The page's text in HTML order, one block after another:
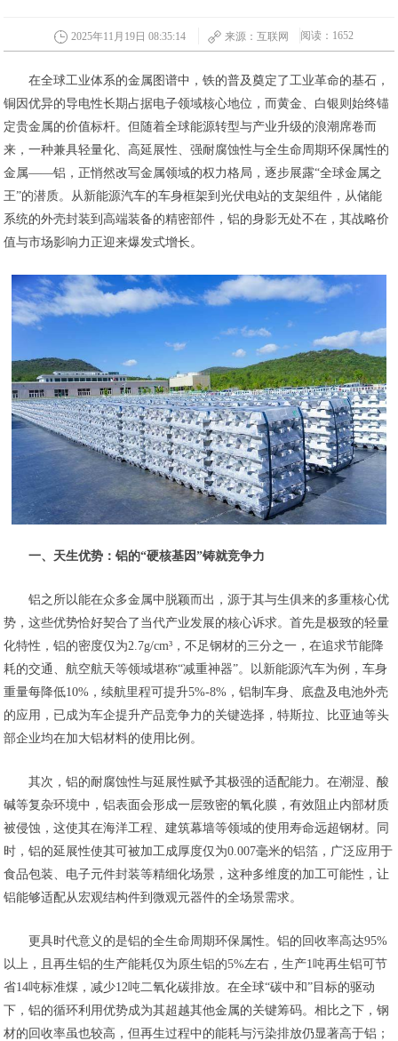
2025年11月19日 08:35:14 来源：互联网 阅读：1652
在全球工业体系的金属图谱中，铁的普及奠定了工业革命的基石，
铜因优异的导电性长期占据电子领域核心地位，而黄金、白银则始终锚
定贵金属的价值标杆。但随着全球能源转型与产业升级的浪潮席卷而
来，一种兼具轻量化、高延展性、强耐腐蚀性与全生命周期环保属性的
金属——铝，正悄然改写金属领域的权力格局，逐步展露“全球金属之
王”的潜质。从新能源汽车的车身框架到光伏电站的支架组件，从储能
系统的外壳封装到高端装备的精密部件，铝的身影无处不在，其战略价
值与市场影响力正迎来爆发式增长。
一、天生优势：铝的“硬核基因”铸就竞争力
铝之所以能在众多金属中脱颖而出，源于其与生俱来的多重核心优
势，这些优势恰好契合了当代产业发展的核心诉求。首先是极致的轻量
化特性，铝的密度仅为2.7g/cm³，不足钢材的三分之一，在追求节能降
耗的交通、航空航天等领域堪称“减重神器”。以新能源汽车为例，车身
重量每降低10%，续航里程可提升5%-8%，铝制车身、底盘及电池外壳
的应用，已成为车企提升产品竞争力的关键选择，特斯拉、比亚迪等头
部企业均在加大铝材料的使用比例。
其次，铝的耐腐蚀性与延展性赋予其极强的适配能力。在潮湿、酸
碱等复杂环境中，铝表面会形成一层致密的氧化膜，有效阻止内部材质
被侵蚀，这使其在海洋工程、建筑幕墙等领域的使用寿命远超钢材。同
时，铝的延展性使其可被加工成厚度仅为0.007毫米的铝箔，广泛应用于
食品包装、电子元件封装等精细化场景，这种多维度的加工可能性，让
铝能够适配从宏观结构件到微观元器件的全场景需求。
更具时代意义的是铝的全生命周期环保属性。铝的回收率高达95%
以上，且再生铝的生产能耗仅为原生铝的5%左右，生产1吨再生铝可节
省14吨标准煤，减少12吨二氧化碳排放。在全球“碳中和”目标的驱动
下，铝的循环利用优势成为其超越其他金属的关键筹码。相比之下，钢
材的回收率虽也较高，但再生过程中的能耗与污染排放仍显著高于铝；